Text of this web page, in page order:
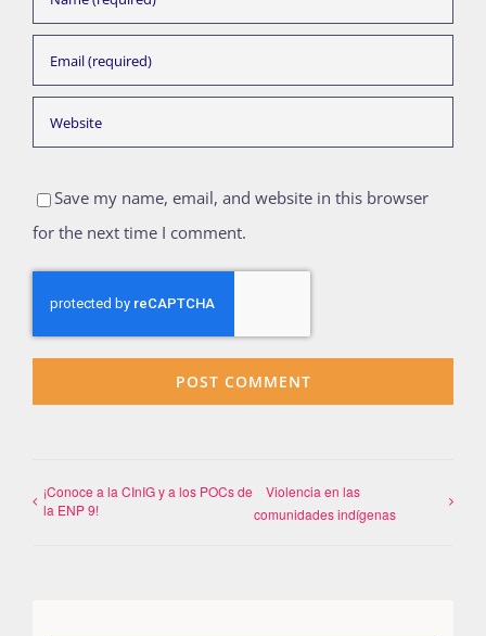
Save my name, email, and website in this browser
for the next time I comment.
¡Conoce a la CInIG y a los POCs de
la ENP 9!
Violencia en las
comunidades indígenas